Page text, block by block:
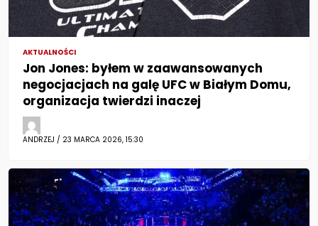
AKTUALNOŚCI
Jon Jones: byłem w zaawansowanych
negocjacjach na galę UFC w Białym Domu,
organizacja twierdzi inaczej
ANDRZEJ / 23 MARCA 2026, 15:30